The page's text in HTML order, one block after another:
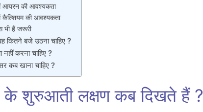
आयरन की आवश्यकता
कैल्शियम की आवश्यकता
भी हैं जरूरी
कितने बजे उठना चाहिए ?
नहीं करना चाहिए ?
कब खाना चाहिए ?
के शुरुआती लक्षण कब दिखते हैं ?